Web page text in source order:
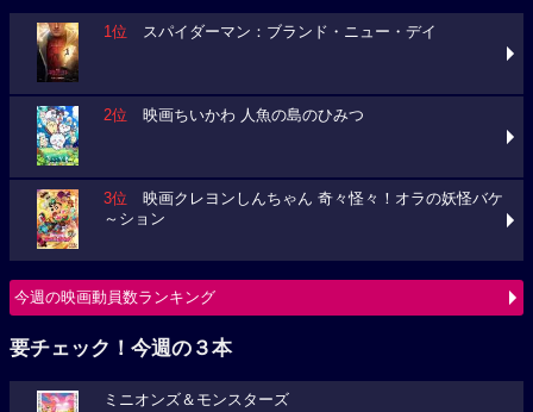
1位 スパイダーマン：ブランド・ニュー・デイ
2位 映画ちいかわ 人魚の島のひみつ
3位 映画クレヨンしんちゃん 奇々怪々！オラの妖怪バケ
～ション
今週の映画動員数ランキング
要チェック！今週の３本
ミニオンズ＆モンスターズ